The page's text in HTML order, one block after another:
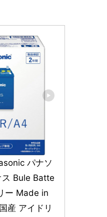
パナソ
Bule Batte
ー Made in
産 アイドリ